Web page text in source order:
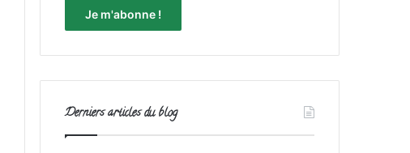
Derniers articles du blog